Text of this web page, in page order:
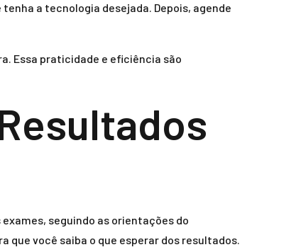
a tecnologia desejada. Depois, agende
Essa praticidade e eficiência são
seguindo as orientações do
que você saiba o que esperar dos resultados.